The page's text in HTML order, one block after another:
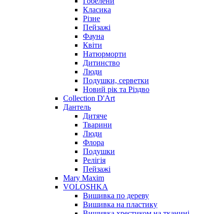
Класика
Різне
Пейзажі
Фауна
Квіти
Натюрморти
Дитинство
Люди
Подушки, серветки
Новий рік та Різдво
Collection D'Art
Дантель
Дитяче
Тварини
Люди
Флора
Подушки
Релігія
Пейзажі
Mary Maxim
VOLOSHKA
Вишивка по дереву
Вишивка на пластику